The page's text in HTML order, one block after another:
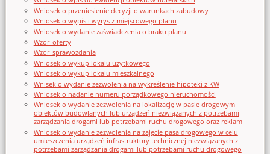
Wniosek o przeniesienie decyzji o warunkach zabudowy
Wniosek o wypis i wyrys z miejscowego planu
Wniosek o wydanie zaświadczenia o braku planu
Wzor_oferty
Wzor_sprawozdania
Wniosek o wykup lokalu użytkowego
Wniosek o wykup lokalu mieszkalnego
Wnisek o wydanie zezwolenia na wykreślenie hipoteki z KW
Wniosek o nadanie numeru porządkowego nieruchomości
Wniosek o wydanie zezwolenia na lokalizację w pasie drogowym
obiektów budowlanych lub urządzeń niezwiązanych z potrzebami
zarządzania drogami lub potrzebami ruchu drogowego oraz reklam
Wniosek o wydanie zezwolenia na zajęcie pasa drogowego w celu
umieszczenia urządzeń infrastruktury technicznej niezwiązanych z
potrzebami zarządzania drogami lub potrzebami ruchu drogowego